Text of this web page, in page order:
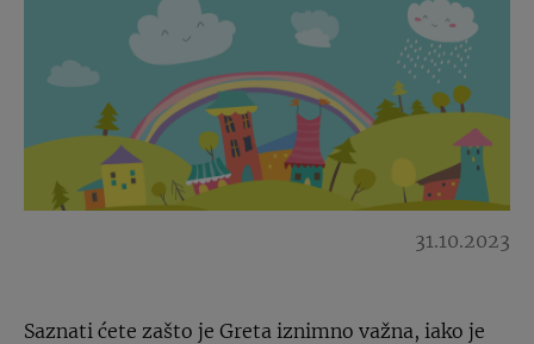
31.10.2023
Saznati ćete zašto je Greta iznimno važna, iako je